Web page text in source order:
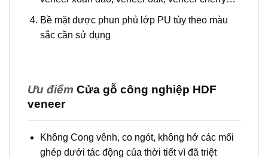
Bề mặt được phun phủ lớp PU tùy theo màu
sắc cần sử dụng
Ưu điểm Cửa gỗ công nghiệp HDF
veneer
Không Cong vênh, co ngót, không hở các mối
ghép dưới tác động của thời tiết vì đã triệt